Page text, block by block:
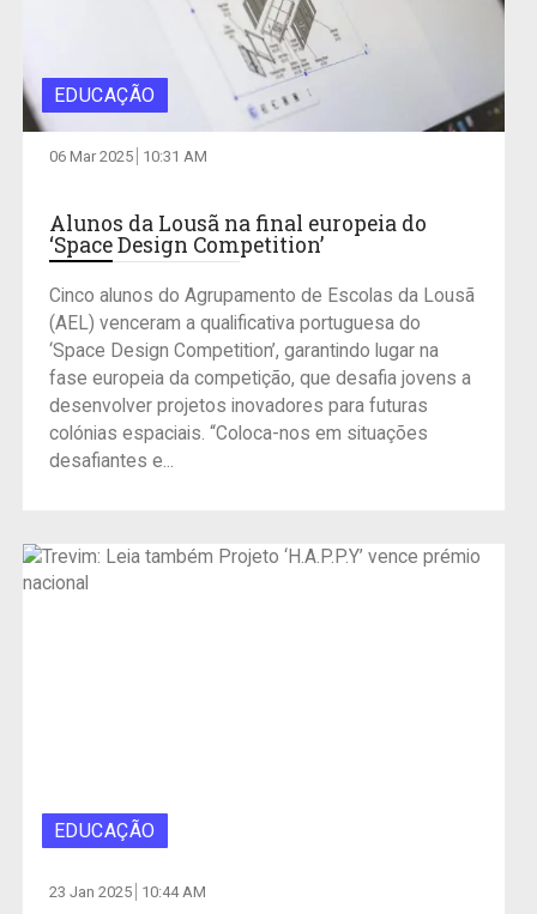
EDUCAÇÃO
06 Mar 2025 10:31 AM
Alunos da Lousã na final europeia do
‘Space Design Competition’
Cinco alunos do Agrupamento de Escolas da Lousã
(AEL) venceram a qualificativa portuguesa do
‘Space Design Competition’, garantindo lugar na
fase europeia da competição, que desafia jovens a
desenvolver projetos inovadores para futuras
colónias espaciais. “Coloca-nos em situações
desafiantes e...
EDUCAÇÃO
23 Jan 2025 10:44 AM